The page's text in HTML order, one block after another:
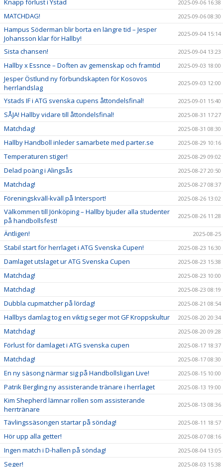
Knapp förlust i Ystad 2025-09-06 16:38
MATCHDAG! 2025-09-06 08:30
Hampus Söderman blir borta en längre tid – Jesper
Johansson klar för Hallby!
2025-09-04 15:14
Sista chansen! 2025-09-04 13:23
Hallby x Essnce – Doften av gemenskap och framtid 2025-09-03 18:00
Jesper Östlund ny förbundskapten för Kosovos
herrlandslag
2025-09-03 12:00
Ystads IF i ATG svenska cupens åttondelsfinal! 2025-09-01 15:40
SÅJA! Hallby vidare till åttondelsfinal! 2025-08-31 17:27
Matchdag! 2025-08-31 08:30
Hallby Handboll inleder samarbete med parter.se 2025-08-29 10:16
Temperaturen stiger! 2025-08-29 09:02
Delad poäng i Alingsås 2025-08-27 20:50
Matchdag! 2025-08-27 08:37
Föreningskväll-kväll på Intersport! 2025-08-26 13:02
Välkommen till Jönköping – Hallby bjuder alla studenter
på handbollsfest!
2025-08-26 11:28
Äntligen! 2025-08-25
Stabil start för herrlaget i ATG Svenska Cupen! 2025-08-23 16:30
Damlaget utslaget ur ATG Svenska Cupen 2025-08-23 15:38
Matchdag! 2025-08-23 10:00
Matchdag! 2025-08-23 08:19
Dubbla cupmatcher på lördag! 2025-08-21 08:54
Hallbys damlag tog en viktig seger mot GF Kroppskultur 2025-08-20 20:34
Matchdag! 2025-08-20 09:28
Förlust för damlaget i ATG svenska cupen 2025-08-17 18:37
Matchdag! 2025-08-17 08:30
En ny säsong närmar sig på Handbollsligan Live! 2025-08-15 10:00
Patrik Bergling ny assisterande tränare i herrlaget 2025-08-13 19:00
Kim Shepherd lämnar rollen som assisterande
herrtränare
2025-08-13 08:36
Tävlingssäsongen startar på söndag! 2025-08-11 18:57
Hör upp alla getter! 2025-08-07 08:16
Ingen match i D-hallen på söndag! 2025-08-04 13:05
Seger! 2025-08-03 15:38